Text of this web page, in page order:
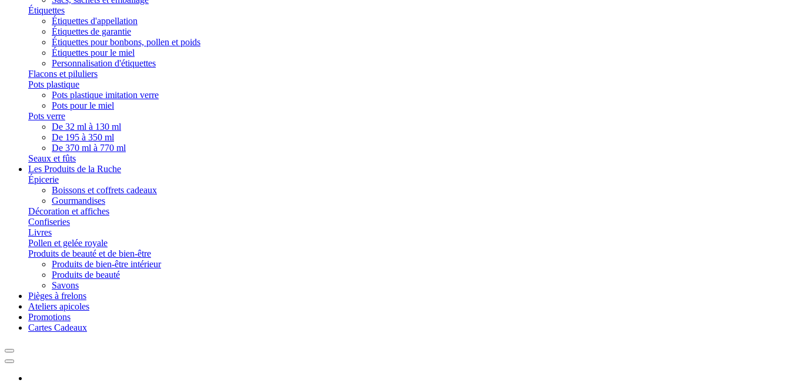
Étiquettes
Étiquettes d'appellation
Étiquettes de garantie
Étiquettes pour bonbons, pollen et poids
Étiquettes pour le miel
Personnalisation d'étiquettes
Flacons et piluliers
Pots plastique
Pots plastique imitation verre
Pots pour le miel
Pots verre
De 32 ml à 130 ml
De 195 à 350 ml
De 370 ml à 770 ml
Seaux et fûts
Les Produits de la Ruche
Épicerie
Boissons et coffrets cadeaux
Gourmandises
Décoration et affiches
Confiseries
Livres
Pollen et gelée royale
Produits de beauté et de bien-être
Produits de bien-être intérieur
Produits de beauté
Savons
Pièges à frelons
Ateliers apicoles
Promotions
Cartes Cadeaux